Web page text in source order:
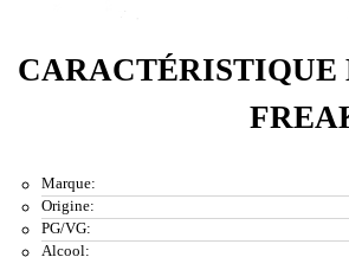
CARACTÉRISTIQUE
Marque:
Origine:
PG/VG:
Alcool: